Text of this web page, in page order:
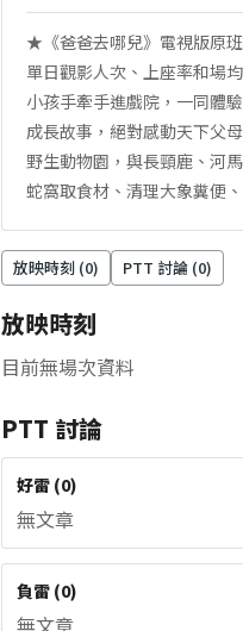
★《爸爸去哪兒》電視版原
單日觀影人次、上座率和場
小孩手牽手進戲院，一同體
成長故事，絕對感動天下父
野生動物園，與長頸鹿、河
蛇窩取食材、清理大象糞便
放映時刻 (0) PTT 討論 (0)
放映時刻
目前無場次資料
PTT 討論
好雷 (0)
無文章
負雷 (0)